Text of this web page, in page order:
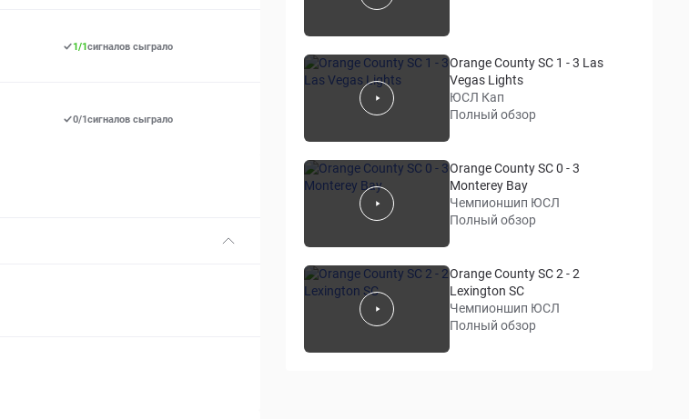
1/1сигналов сыграло
0/1сигналов сыграло
Orange County SC 1 - 3 Las
Vegas Lights
ЮСЛ Кап
Полный обзор
Orange County SC 0 - 3
Monterey Bay
Чемпионшип ЮСЛ
Полный обзор
Orange County SC 2 - 2
Lexington SC
Чемпионшип ЮСЛ
Полный обзор